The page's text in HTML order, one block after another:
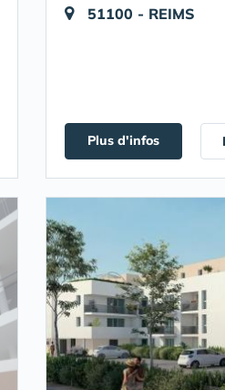
51100 - REIMS
Plus d'infos